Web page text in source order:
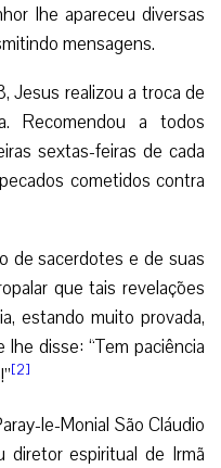
lhe apareceu diversas
mensagens.
Jesus realizou a troca de
Recomendou a todos
sextas-feiras de cada
cometidos contra
de sacerdotes e de suas
que tais revelações
estando muito provada,
disse: “Tem paciência
[2]
le-Monial São Cláudio
diretor espiritual de Irmã